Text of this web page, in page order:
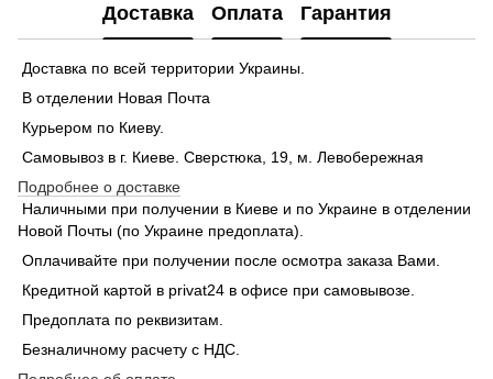
Доставка Оплата Гарантия
Доставка по всей территории Украины.
В отделении Новая Почта
Курьером по Киеву.
Самовывоз в г. Киеве. Сверстюка, 19, м. Левобережная
Подробнее о доставке
Наличными при получении в Киеве и по Украине в отделении
Новой Почты (по Украине предоплата).
Оплачивайте при получении после осмотра заказа Вами.
Кредитной картой в privat24 в офисе при самовывозе.
Предоплата по реквизитам.
Безналичному расчету с НДС.